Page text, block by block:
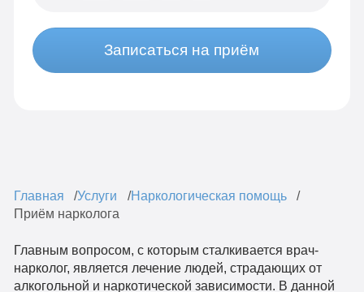
Записаться на приём
Главная Услуги
Наркологическая помощь
Приём нарколога
Главным вопросом, с которым сталкивается врач-
нарколог, является лечение людей, страдающих от
алкогольной и наркотической зависимости. В данной